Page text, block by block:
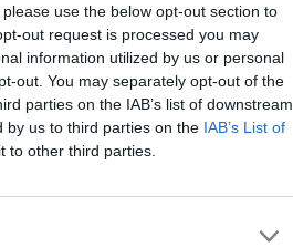
use the below opt-out section to
out request is processed you may
information utilized by us or personal
out. You may separately opt-out of the
parties on the IAB’s list of downstream
by us to third parties on the IAB’s List of
to other third parties.